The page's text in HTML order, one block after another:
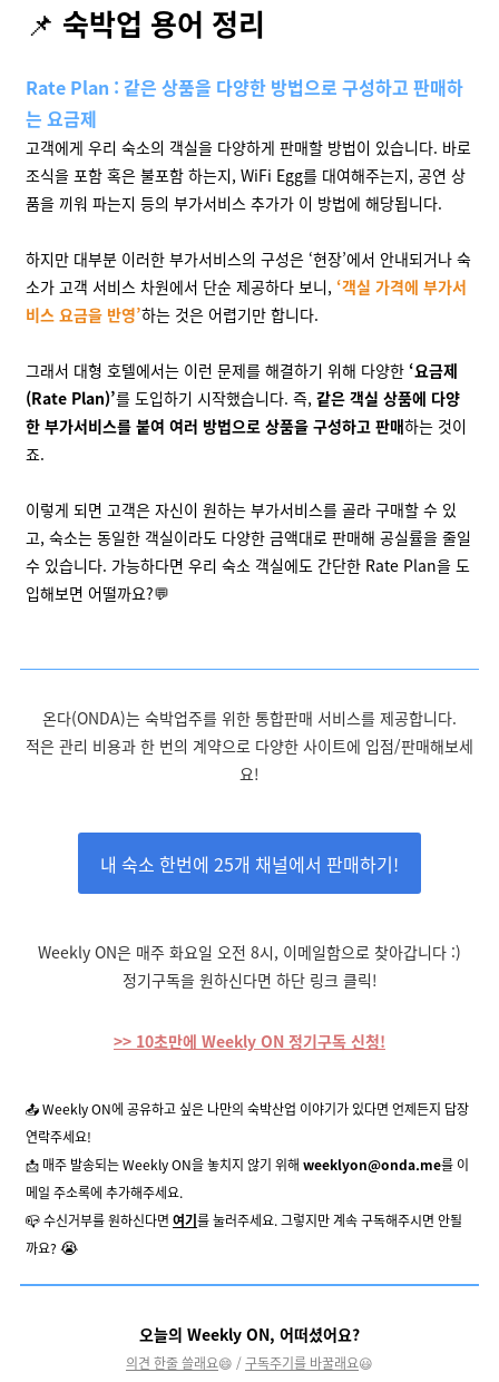
📌 숙박업 용어 정리
Rate Plan : 같은 상품을 다양한 방법으로 구성하고 판매하
는 요금제
고객에게 우리 숙소의 객실을 다양하게 판매할 방법이 있습니다. 바로
조식을 포함 혹은 불포함 하는지, WiFi Egg를 대여해주는지, 공연 상
품을 끼워 파는지 등의 부가서비스 추가가 이 방법에 해당됩니다.
하지만 대부분 이러한 부가서비스의 구성은 ‘현장’에서 안내되거나 숙
소가 고객 서비스 차원에서 단순 제공하다 보니, ‘객실 가격에 부가서
비스 요금을 반영’하는 것은 어렵기만 합니다.
그래서 대형 호텔에서는 이런 문제를 해결하기 위해 다양한 ‘요금제
(Rate Plan)’를 도입하기 시작했습니다. 즉, 같은 객실 상품에 다양
한 부가서비스를 붙여 여러 방법으로 상품을 구성하고 판매하는 것이
죠.
이렇게 되면 고객은 자신이 원하는 부가서비스를 골라 구매할 수 있
고, 숙소는 동일한 객실이라도 다양한 금액대로 판매해 공실률을 줄일
수 있습니다. 가능하다면 우리 숙소 객실에도 간단한 Rate Plan을 도
입해보면 어떨까요?💬
온다(ONDA)는 숙박업주를 위한 통합판매 서비스를 제공합니다.
적은 관리 비용과 한 번의 계약으로 다양한 사이트에 입점/판매해보세
요!
내 숙소 한번에 25개 채널에서 판매하기!
Weekly ON은 매주 화요일 오전 8시, 이메일함으로 찾아갑니다 :)
정기구독을 원하신다면 하단 링크 클릭!
>> 10초만에 Weekly ON 정기구독 신청!
📤 Weekly ON에 공유하고 싶은 나만의 숙박산업 이야기가 있다면 언제든지 답장
연락주세요!
📩 매주 발송되는 Weekly ON을 놓치지 않기 위해 weeklyon@onda.me를 이
메일 주소록에 추가해주세요.
📪수신거부를 원하신다면 여기를 눌러주세요. 그렇지만 계속 구독해주시면 안될
까요? 😭
오늘의 Weekly ON, 어떠셨어요?
의견 한줄 쓸래요😄 /구독주기를 바꿀래요😃